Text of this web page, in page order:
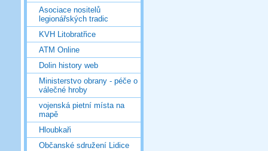
Asociace nositelů
legionářských tradic
KVH Litobratřice
ATM Online
Dolin history web
Ministerstvo obrany - péče o
válečné hroby
vojenská pietní místa na
mapě
Hloubkaři
Občanské sdružení Lidice